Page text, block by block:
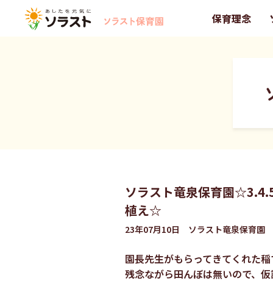
保育理念
ソラスト竜泉保育園
植え☆
23年07月10日 ソラスト竜泉保育園
園長先生がもらってきてくれた
残念ながら田んぼは無いので、仮